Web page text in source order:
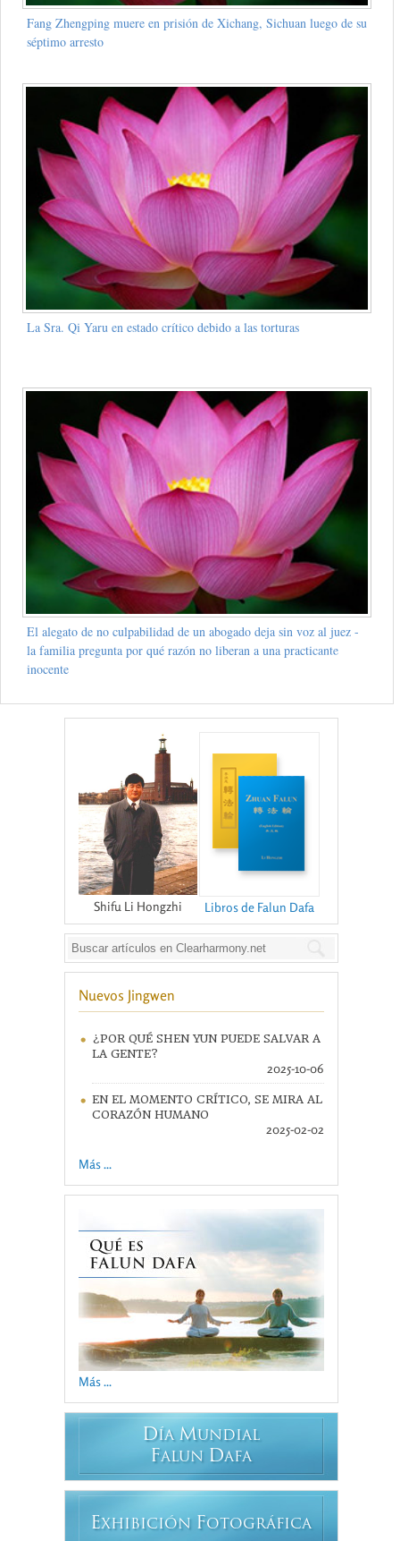
Fang Zhengping muere en prisión de Xichang, Sichuan luego de su
séptimo arresto
La Sra. Qi Yaru en estado crítico debido a las torturas
El alegato de no culpabilidad de un abogado deja sin voz al juez -
la familia pregunta por qué razón no liberan a una practicante
inocente
Shifu Li Hongzhi Libros de Falun Dafa
Nuevos Jingwen
¿POR QUÉ SHEN YUN PUEDE SALVAR A
LA GENTE?
2025-10-06
EN EL MOMENTO CRÍTICO, SE MIRA AL
CORAZÓN HUMANO
2025-02-02
Más ...
Más ...
DÍA MUNDIAL
FALUN DAFA
EXHIBICIÓN FOTOGRÁFICA